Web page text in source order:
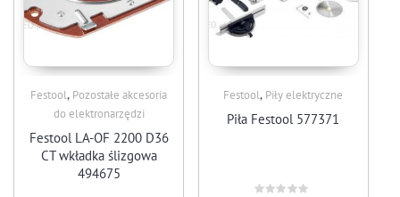
Festool, Pozostałe akcesoria
do elektronarzędzi
Festool LA-OF 2200 D36
CT wkładka ślizgowa
494675
Festool, Piły elektryczne
Piła Festool 577371